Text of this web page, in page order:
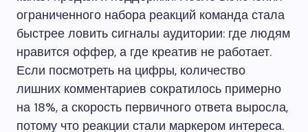
ограниченного набора реакций команда стала
быстрее ловить сигналы аудитории: где людям
нравится оффер, а где креатив не работает.
Если посмотреть на цифры, количество
лишних комментариев сократилось примерно
на 18%, а скорость первичного ответа выросла,
потому что реакции стали маркером интереса.